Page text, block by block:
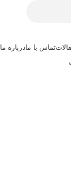
تماس با مادرباره ما